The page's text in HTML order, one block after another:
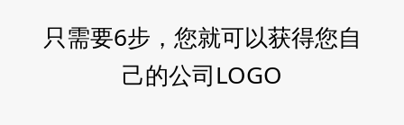
只需要6步，您就可以获得您自
己的公司LOGO